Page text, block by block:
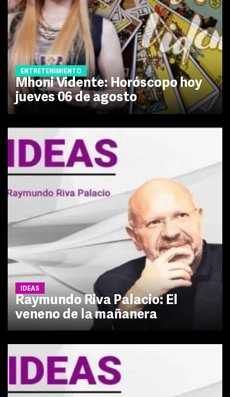
ENTRETENIMIENTO
Mhoni Vidente: Horóscopo hoy
jueves 06 de agosto
IDEAS
Raymundo Riva Palacio: El
veneno de la mañanera